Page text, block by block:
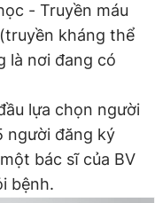
soạn Chính sách bảo
ngày 24.3.2020
Niên. Cấm sao
chấp thuận bằng văn
- Truyền máu
kháng thể
là nơi đang có
lựa chọn người
người đăng ký
bác sĩ của BV
bệnh.